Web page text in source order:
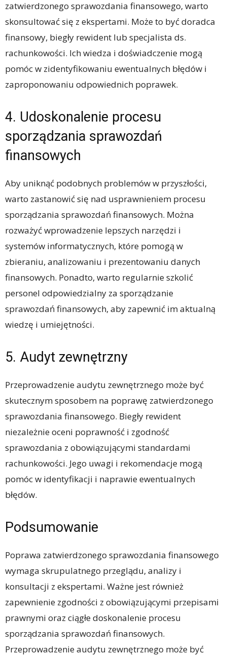
zatwierdzonego sprawozdania finansowego, warto
skonsultować się z ekspertami. Może to być doradca
finansowy, biegły rewident lub specjalista ds.
rachunkowości. Ich wiedza i doświadczenie mogą
pomóc w zidentyfikowaniu ewentualnych błędów i
zaproponowaniu odpowiednich poprawek.
4. Udoskonalenie procesu
sporządzania sprawozdań
finansowych
Aby uniknąć podobnych problemów w przyszłości,
warto zastanowić się nad usprawnieniem procesu
sporządzania sprawozdań finansowych. Można
rozważyć wprowadzenie lepszych narzędzi i
systemów informatycznych, które pomogą w
zbieraniu, analizowaniu i prezentowaniu danych
finansowych. Ponadto, warto regularnie szkolić
personel odpowiedzialny za sporządzanie
sprawozdań finansowych, aby zapewnić im aktualną
wiedzę i umiejętności.
5. Audyt zewnętrzny
Przeprowadzenie audytu zewnętrznego może być
skutecznym sposobem na poprawę zatwierdzonego
sprawozdania finansowego. Biegły rewident
niezależnie oceni poprawność i zgodność
sprawozdania z obowiązującymi standardami
rachunkowości. Jego uwagi i rekomendacje mogą
pomóc w identyfikacji i naprawie ewentualnych
błędów.
Podsumowanie
Poprawa zatwierdzonego sprawozdania finansowego
wymaga skrupulatnego przeglądu, analizy i
konsultacji z ekspertami. Ważne jest również
zapewnienie zgodności z obowiązującymi przepisami
prawnymi oraz ciągłe doskonalenie procesu
sporządzania sprawozdań finansowych.
Przeprowadzenie audytu zewnętrznego może być